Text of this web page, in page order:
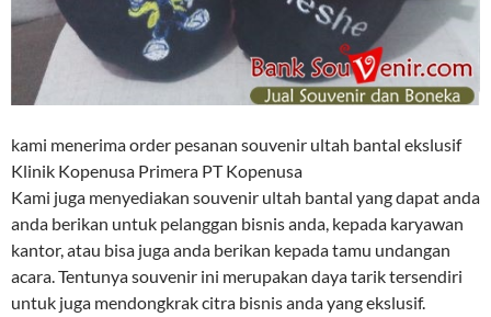
kami menerima order pesanan souvenir ultah bantal ekslusif
Klinik Kopenusa Primera PT Kopenusa
Kami juga menyediakan souvenir ultah bantal yang dapat anda
anda berikan untuk pelanggan bisnis anda, kepada karyawan
kantor, atau bisa juga anda berikan kepada tamu undangan
acara. Tentunya souvenir ini merupakan daya tarik tersendiri
untuk juga mendongkrak citra bisnis anda yang ekslusif.